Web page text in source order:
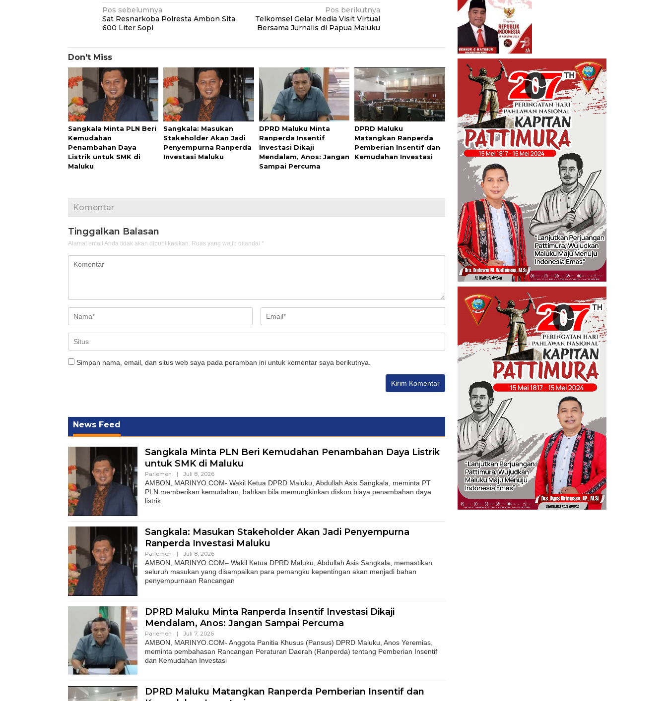
Navigasi
pos
Pos sebelumnya
Sat Resnarkoba Polresta Ambon Sita
600 Liter Sopi
Pos berikutnya
Telkomsel Gelar Media Visit Virtual
Bersama Jurnalis di Papua Maluku
Don't Miss
Sangkala Minta PLN Beri
Kemudahan
Penambahan Daya
Listrik untuk SMK di
Maluku
Sangkala: Masukan
Stakeholder Akan Jadi
Penyempurna Ranperda
Investasi Maluku
DPRD Maluku Minta
Ranperda Insentif
Investasi Dikaji
Mendalam, Anos: Jangan
Sampai Percuma
DPRD Maluku
Matangkan Ranperda
Pemberian Insentif dan
Kemudahan Investasi
Komentar
Tinggalkan Balasan
Alamat email Anda tidak akan dipublikasikan. Ruas yang wajib ditandai *
Simpan nama, email, dan situs web saya pada peramban ini untuk komentar saya berikutnya.
News Feed
Sangkala Minta PLN Beri Kemudahan Penambahan Daya Listrik
untuk SMK di Maluku
Parlemen | Juli 8, 2026
AMBON, MARINYO.COM- Wakil Ketua DPRD Maluku, Abdullah Asis Sangkala, meminta PT
PLN memberikan kemudahan, bahkan bila memungkinkan diskon biaya penambahan daya
listrik
Sangkala: Masukan Stakeholder Akan Jadi Penyempurna
Ranperda Investasi Maluku
Parlemen | Juli 8, 2026
AMBON, MARINYO.COM– Wakil Ketua DPRD Maluku, Abdullah Asis Sangkala, memastikan
seluruh masukan yang disampaikan para pemangku kepentingan akan menjadi bahan
penyempurnaan Rancangan
DPRD Maluku Minta Ranperda Insentif Investasi Dikaji
Mendalam, Anos: Jangan Sampai Percuma
Parlemen | Juli 7, 2026
AMBON, MARINYO.COM- Anggota Panitia Khusus (Pansus) DPRD Maluku, Anos Yeremias,
meminta pembahasan Rancangan Peraturan Daerah (Ranperda) tentang Pemberian Insentif
dan Kemudahan Investasi
DPRD Maluku Matangkan Ranperda Pemberian Insentif dan